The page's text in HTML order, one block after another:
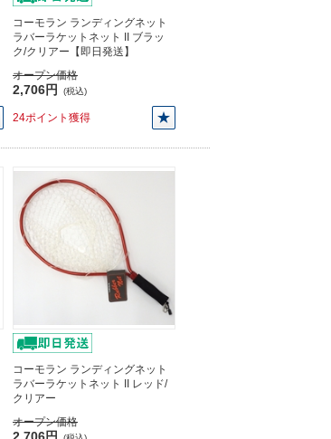
コーモラン ランディングネット
ラバーラケットネット II ブラッ
ク/クリアー【即日発送】
オープン価格
2,706円 (税込)
24ポイント獲得
コーモラン ランディングネット
ラバーラケットネット II レッド/
クリアー
オープン価格